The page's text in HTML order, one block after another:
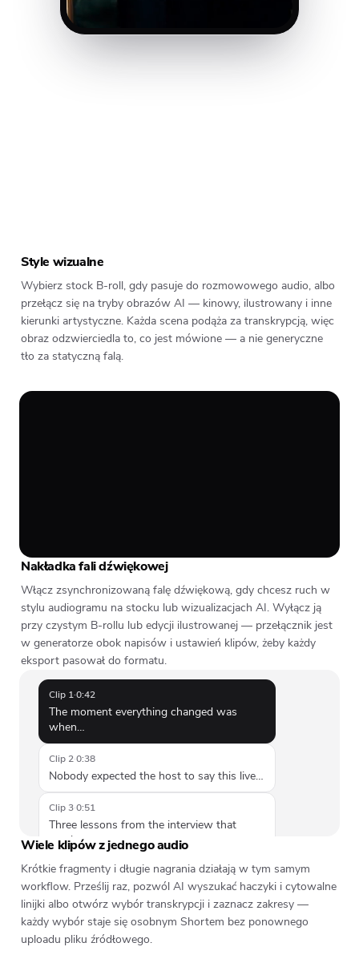
Style wizualne
Wybierz stock B-roll, gdy pasuje do rozmowowego audio, albo
przełącz się na tryby obrazów AI — kinowy, ilustrowany i inne
kierunki artystyczne. Każda scena podąża za transkrypcją, więc
obraz odzwierciedla to, co jest mówione — a nie generyczne
tło za statyczną falą.
Nakładka fali dźwiękowej
Włącz zsynchronizowaną falę dźwiękową, gdy chcesz ruch w
stylu audiogramu na stocku lub wizualizacjach AI. Wyłącz ją
przy czystym B-rollu lub edycji ilustrowanej — przełącznik jest
w generatorze obok napisów i ustawień klipów, żeby każdy
eksport pasował do formatu.
Clip 1·0:42
The moment everything changed was
when…
Clip 2·0:38
Nobody expected the host to say this live…
Clip 3·0:51
Three lessons from the interview that
stuck…
Wiele klipów z jednego audio
Krótkie fragmenty i długie nagrania działają w tym samym
workflow. Prześlij raz, pozwól AI wyszukać haczyki i cytowalne
linijki albo otwórz wybór transkrypcji i zaznacz zakresy —
każdy wybór staje się osobnym Shortem bez ponownego
uploadu pliku źródłowego.